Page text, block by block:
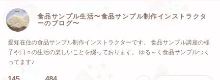
食品サンプル生活〜食品サンプル制作インストラクタ
ーのブログ〜
愛知在住の食品サンプル制作インストラクターです。 食品サンプル講座の様
子や日々の生活の楽しいことを綴っております。 ゆる～く食品サンプルつく
ってます♪